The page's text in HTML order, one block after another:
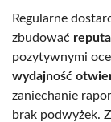
Regularne
zbudować
pozytywnymi
wydajność
zaniechanie
brak podwyżek.